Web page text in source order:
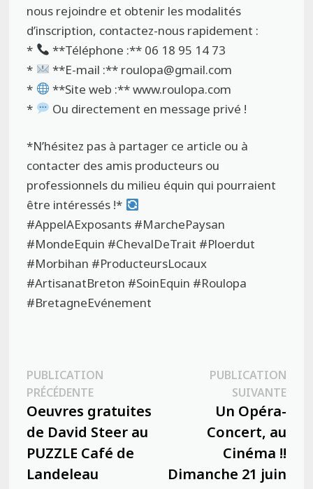
nous rejoindre et obtenir les modalités
d’inscription, contactez-nous rapidement :
*
**Téléphone :** 06 18 95 14 73
*
**E-mail :** roulopa@gmail.com
*
**Site web :** www.roulopa.com
*
Ou directement en message privé !
*N’hésitez pas à partager ce article ou à
contacter des amis producteurs ou
professionnels du milieu équin qui pourraient
être intéressés !*
#AppelAExposants #MarchePaysan
#MondeEquin #ChevalDeTrait #Ploerdut
#Morbihan #ProducteursLocaux
#ArtisanatBreton #SoinEquin #Roulopa
#BretagneEvénement
Navigation
de
l’article
PUBLICATION
PRÉCÉDENTEPublication
précédente :
Oeuvres gratuites
de David Steer au
PUZZLE Café de
Landeleau
PUBLICATION
SUIVANTE
Un Opéra-
Concert, au
Cinéma !!
Dimanche 21 juin